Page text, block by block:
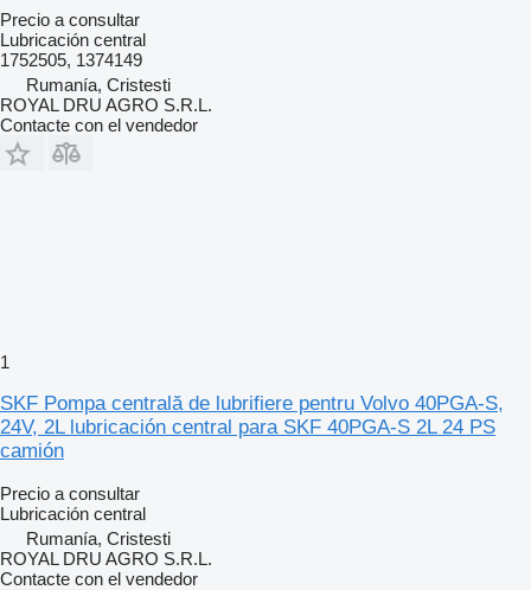
Precio a consultar
Lubricación central
1752505, 1374149
Rumanía, Cristesti
ROYAL DRU AGRO S.R.L.
Contacte con el vendedor
1
SKF Pompa centrală de lubrifiere pentru Volvo 40PGA-S,
24V, 2L lubricación central para SKF 40PGA-S 2L 24 PS
camión
Precio a consultar
Lubricación central
Rumanía, Cristesti
ROYAL DRU AGRO S.R.L.
Contacte con el vendedor